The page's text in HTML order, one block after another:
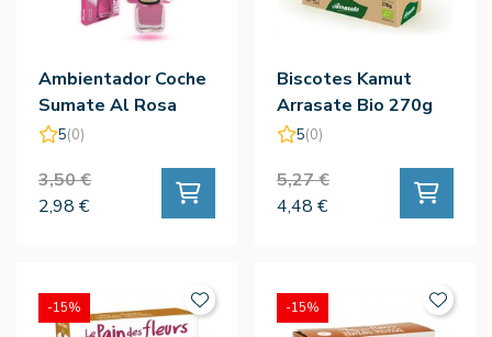
Ambientador Coche
Sumate Al Rosa
5(0)
3,50 €
2,98 €
Biscotes Kamut
Arrasate Bio 270g
5(0)
5,27 €
4,48 €
-15% -15%